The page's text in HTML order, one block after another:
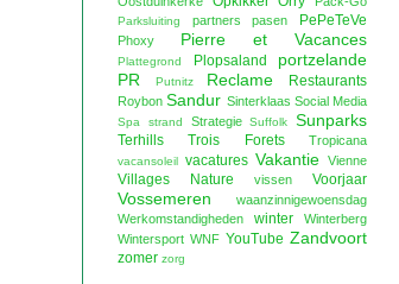
Parksluiting partners pasen PePeTeVe
Phoxy Pierre et Vacances
Plattegrond Plopsaland
portzelande
PR
Putnitz Reclame Restaurants
Roybon Sandur Sinterklaas Social Media
Spa strand Strategie Suffolk Sunparks
Terhills Trois Forets Tropicana
vacansoleil vacatures Vakantie Vienne
Villages Nature vissen Voorjaar
Vossemeren
waanzinnigewoensdag
Werkomstandigheden
winter
Winterberg
Wintersport WNF YouTube Zandvoort
zomer zorg